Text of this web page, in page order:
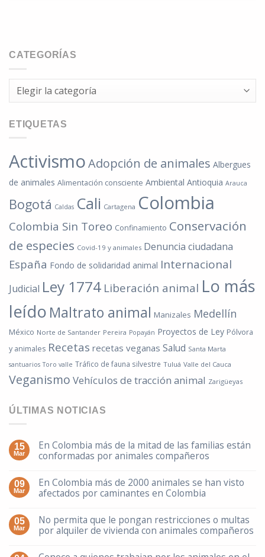
CATEGORÍAS
ETIQUETAS
ActivismoAdopción de animales Albergues
de animales Alimentación consciente Ambiental Antioquia Arauca
Bogotá Caldas Cali Cartagena Colombia
Colombia Sin Toreo Confinamiento Conservación
de especies Covid-19 y animales Denuncia ciudadana
España Fondo de solidaridad animal Internacional
Judicial Ley 1774 Liberación animal Lo más
leído Maltrato animal Manizales Medellín
México Norte de Santander Pereira Popayán Proyectos de Ley Pólvora
y animales Recetas recetas veganas Salud Santa Marta
santuarios Toro valle Tráfico de fauna silvestre Tuluá Valle del Cauca
Veganismo Vehículos de tracción animal Zarigüeyas
ÚLTIMAS NOTICIAS
15
Mar
En Colombia más de la mitad de las familias están
conformadas por animales compañeros
09
Mar
En Colombia más de 2000 animales se han visto
afectados por caminantes en Colombia
05
Mar
No permita que le pongan restricciones o multas
por alquiler de vivienda con animales compañeros